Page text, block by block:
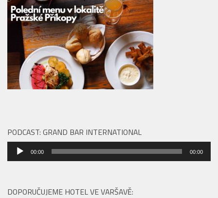
PODCAST: GRAND BAR INTERNATIONAL
Audio
přehrávač
00:00 00:00
DOPORUČUJEME HOTEL VE VARŠAVĚ: